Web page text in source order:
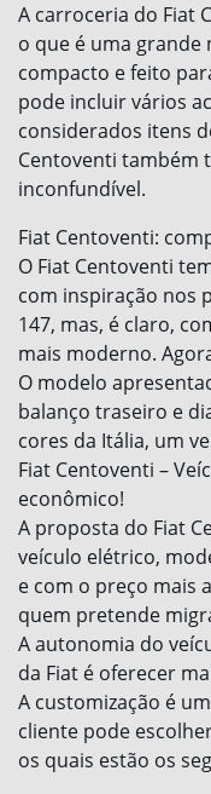
A carroceria do Fiat
o que é uma
compacto e feito
pode incluir vários
considerados itens
Centoventi também
inconfundível.
Fiat Centoventi:
O Fiat Centoventi
com inspiração nos
147, mas, é claro,
mais moderno.
O modelo
balanço traseiro e
cores da Itália, um
Fiat Centoventi –
econômico!
A proposta do Fiat
veículo elétrico,
e com o preço mais
quem pretende
A autonomia do
da Fiat é oferecer
A customização é
cliente pode
os quais estão os